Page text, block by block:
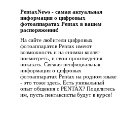
PentaxNews - cамая актуальная
информация о цифровых
фотоаппаратах Pentax в вашем
распоряжении!
На сайте любители цифровых
фотоаппаратов Pentax имеют
возможность и на снимки коллег
посмотреть, и свои произведения
показать. Свежая неофициальная
информация о цифровых
фотоаппаратах Pentax на родном языке
- это тоже здесь. Есть уникальный
опыт общения с PENTAX? Поделитесь
им, пусть пентаксисты будут в курсе!